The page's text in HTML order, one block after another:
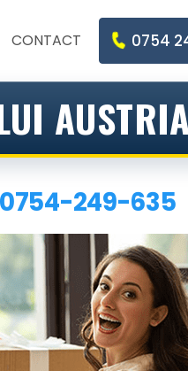
CONTACT 0754
AUSTRIA
0754-249-635